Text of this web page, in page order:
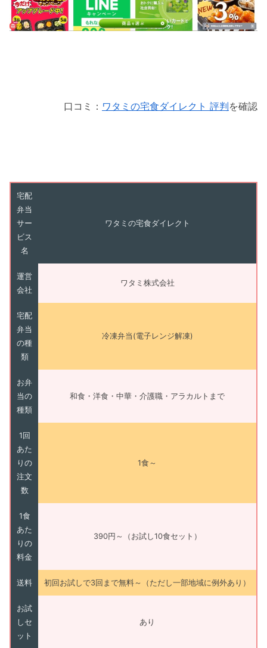
口コミ： ワタミの宅食ダイレクト 評判を確認
宅配
弁当
サー
ビス
名
ワタミの宅食ダイレクト
運営
会社
ワタミ株式会社
宅配
弁当
の種
類
冷凍弁当(電子レンジ解凍)
お弁
当の
種類
和食・洋食・中華・介護職・アラカルトまで
1回
あた
りの
注文
数
1食～
1食
あた
りの
料金
390円～（お試し10食セット）
送料 初回お試しで3回まで無料～（ただし一部地域に例外あり）
お試
しセ
ット
あり